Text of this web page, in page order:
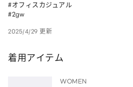
#オフィスカジュアル
#2gw
2025/4/29 更新
着用アイテム
WOMEN